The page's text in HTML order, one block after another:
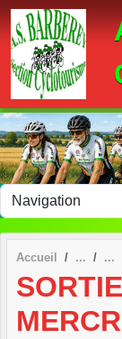
Accueil
Panneau de